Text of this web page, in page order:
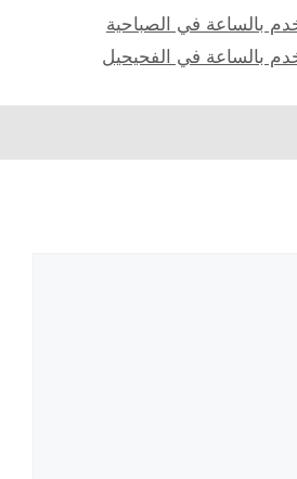
بالساعة في الصباحية
بالساعة في الفحيحيل